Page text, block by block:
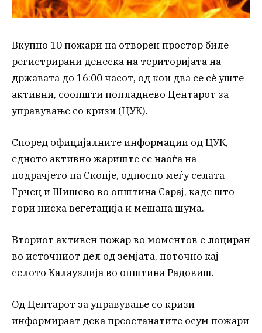
Вкупно 10 пожари на отворен простор биле
регистрирани денеска на територијата на
државата до 16:00 часот, од кои два се сè уште
активни, соопшти попладнево Центарот за
управување со кризи (ЦУК).
Според официјалните информации од ЦУК,
едното активно жариште се наоѓа на
подрачјето на Скопје, односно меѓу селата
Грчец и Шишево во општина Сарај, каде што
гори ниска вегетација и мешана шума.
Вториот активен пожар во моментов е лоциран
во источниот дел од земјата, поточно кај
селото Калаузлија во општина Радовиш.
Од Центарот за управување со кризи
информираат дека преостанатите осум пожари